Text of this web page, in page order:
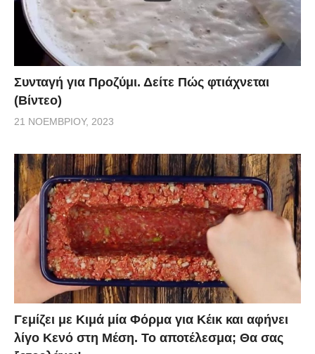
Συνταγή για Προζύμι. Δείτε Πώς φτιάχνεται
(Βίντεο)
21 ΝΟΕΜΒΡΊΟΥ, 2023
Γεμίζει με Κιμά μία Φόρμα για Κέικ και αφήνει
λίγο Κενό στη Μέση. Το αποτέλεσμα; Θα σας